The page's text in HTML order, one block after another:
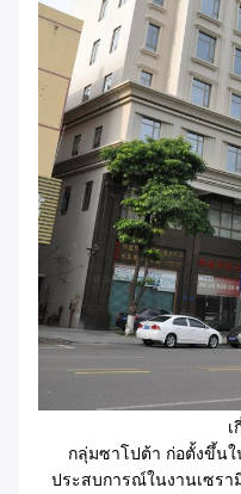
เ
กลุ่มซาโปต้า ก่อตั้งขึ้น
ประสบการณ์ในงานเซรา